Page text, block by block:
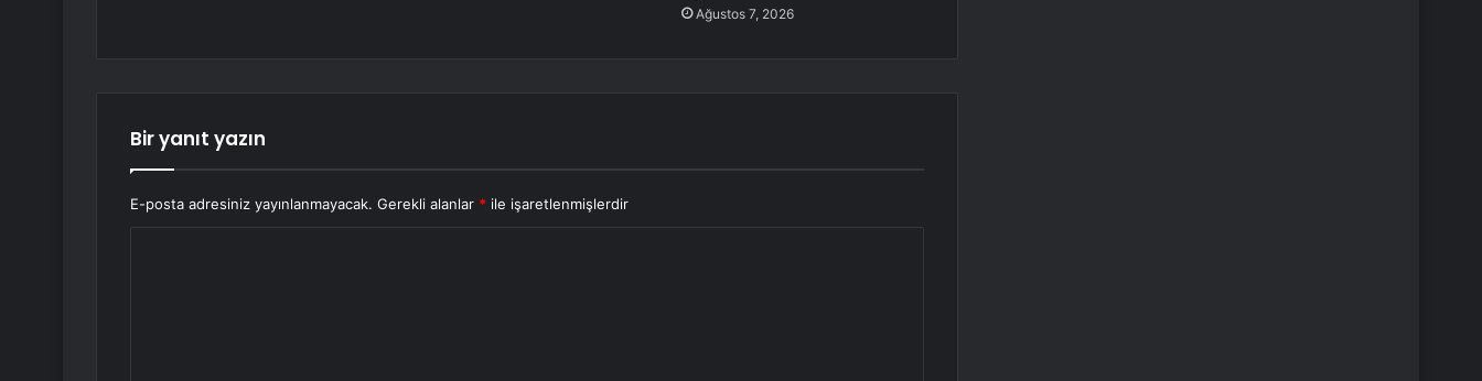
Ağustos 7, 2026
Bir yanıt yazın
E-posta adresiniz yayınlanmayacak. Gerekli alanlar * ile işaretlenmişlerdir